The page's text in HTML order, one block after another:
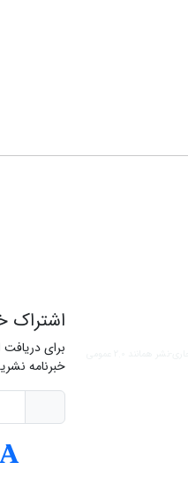
اشتراک
برای دریافت
خبرنامه